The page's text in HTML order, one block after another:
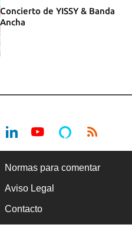
Concierto de YISSY & Banda
Ancha
Normas para comentar
Aviso Legal
Contacto